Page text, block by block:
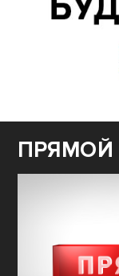
ПРЯМОЙ